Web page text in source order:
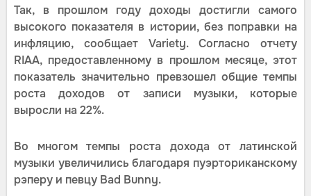
Так, в прошлом году доходы достигли самого
высокого показателя в истории, без поправки на
инфляцию, сообщает Variety. Согласно отчету
RIAA, предоставленному в прошлом месяце, этот
показатель значительно превзошел общие темпы
роста доходов от записи музыки, которые
выросли на 22%.
Во многом темпы роста дохода от латинской
музыки увеличились благодаря пуэрториканскому
рэперу и певцу Bad Bunny.